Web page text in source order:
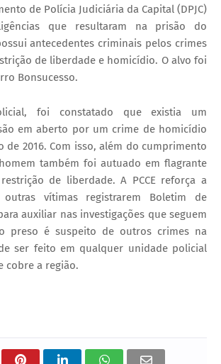
de Polícia Judiciária da Capital (DPJC)
que resultaram na prisão do
antecedentes criminais pelos crimes
de liberdade e homicídio. O alvo foi
Bonsucesso.
foi constatado que existia um
em aberto por um crime de homicídio
de 2016. Com isso, além do cumprimento
também foi autuado em flagrante
de liberdade. A PCCE reforça a
vítimas registrarem Boletim de
auxiliar nas investigações que seguem
preso é suspeito de outros crimes na
ser feito em qualquer unidade policial
cobre a região.